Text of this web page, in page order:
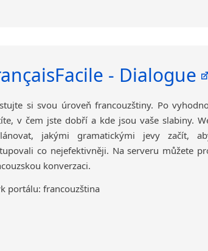
- Dialogue
si svou úroveň francouzštiny. Po
v čem jste dobří a kde jsou vaše slabiny.
jakými gramatickými jevy začít,
co nejefektivněji. Na serveru můžete
konverzaci.
portálu: francouzština